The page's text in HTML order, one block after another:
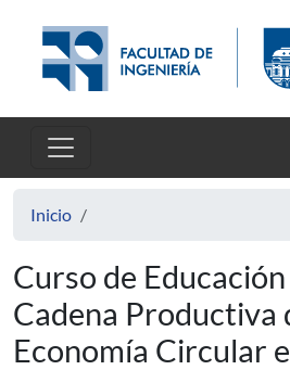
Inicio
Curso de
Cadena Productiva
Economía Circular